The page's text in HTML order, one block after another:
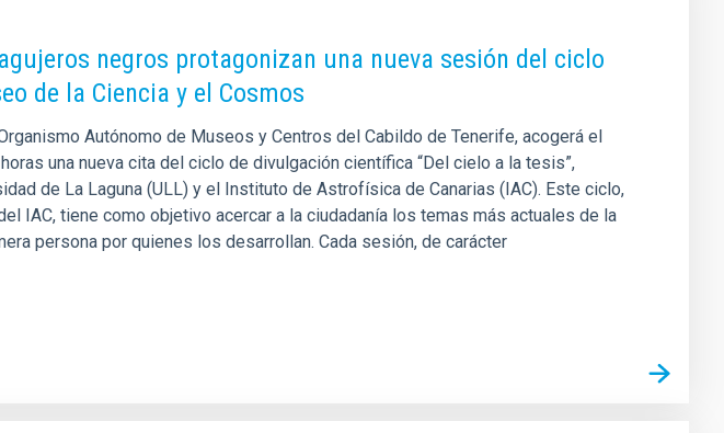
negros protagonizan una nueva sesión del ciclo
de la Ciencia y el Cosmos
Autónomo de Museos y Centros del Cabildo de Tenerife, acogerá el
una nueva cita del ciclo de divulgación científica “Del cielo a la tesis”,
de La Laguna (ULL) y el Instituto de Astrofísica de Canarias (IAC). Este ciclo,
IAC, tiene como objetivo acercar a la ciudadanía los temas más actuales de la
persona por quienes los desarrollan. Cada sesión, de carácter